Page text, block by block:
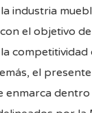
industria
el objetivo de
competitividad
el presente
enmarca dentro